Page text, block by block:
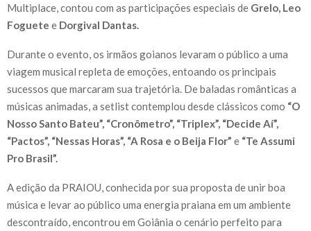
Multiplace, contou com as participações especiais de Grelo, Leo
Foguete e Dorgival Dantas.
Durante o evento, os irmãos goianos levaram o público a uma
viagem musical repleta de emoções, entoando os principais
sucessos que marcaram sua trajetória. De baladas românticas a
músicas animadas, a setlist contemplou desde clássicos como “O
Nosso Santo Bateu”, “Cronômetro”, “Triplex”, “Decide Aí”,
“Pactos”, “Nessas Horas”, “A Rosa e o Beija Flor” e “Te Assumi
Pro Brasil”.
A edição da PRAIOU, conhecida por sua proposta de unir boa
música e levar ao público uma energia praiana em um ambiente
descontraído, encontrou em Goiânia o cenário perfeito para